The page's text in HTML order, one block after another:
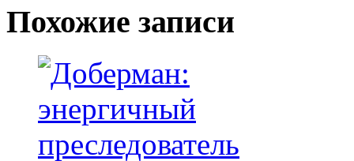
Похожие записи